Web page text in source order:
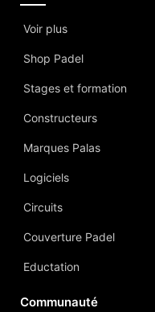
Voir plus
Shop Padel
Stages et formation
Constructeurs
Marques Palas
Logiciels
Circuits
Couverture Padel
Eductation
Communauté